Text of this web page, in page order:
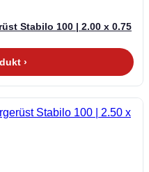
Stabilo 100 | 2.00 x 0.75
›